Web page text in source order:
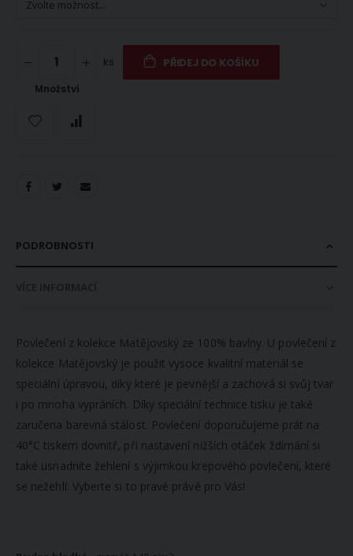
Množství
ks PŘIDEJ DO KOŠÍKU
PODROBNOSTI
Povlečení z kolekce Matějovský ze 100% bavlny. U povlečení z
kolekce Matějovský je použit vysoce kvalitní materiál se
speciální úpravou, díky které je pevnější a zachová si svůj tvar
i po mnoha vypráních. Díky speciální technice tisku je také
zaručena barevná stálost. Povlečení doporučujeme prát na
40°C tiskem dovnitř, při nastavení nižších otáček ždímání si
také usnadníte žehlení s výjimkou krepového povlečení, které
se nežehlí. Vyberte si to pravé právě pro Vás!